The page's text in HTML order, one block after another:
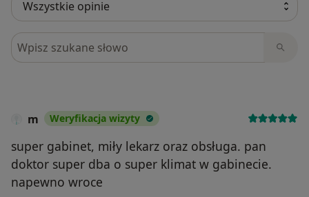
Szukaj w opiniach
m Weryfikacja wizyty
super gabinet, miły lekarz oraz obsługa. pan
doktor super dba o super klimat w gabinecie.
napewno wroce